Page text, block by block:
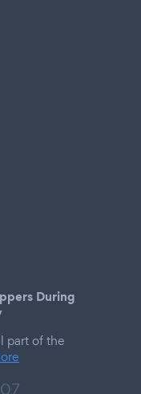
During
part of the